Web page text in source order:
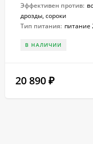
Эффективен против:
дрозды, сороки
Тип питания: питание
В НАЛИЧИИ
20 890 ₽